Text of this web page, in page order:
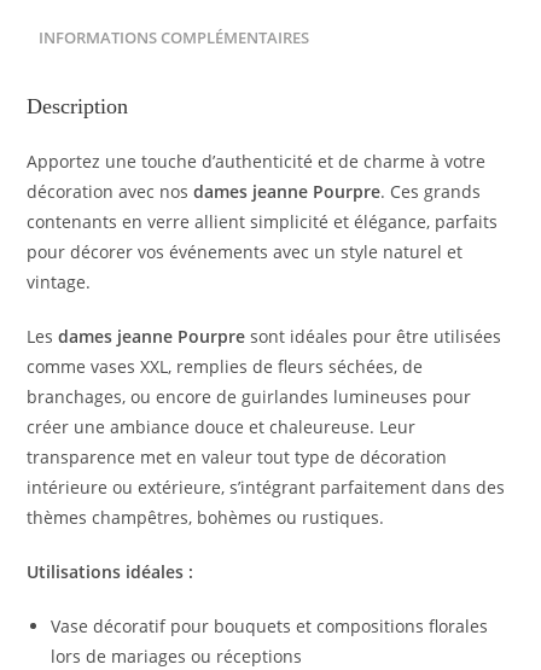
INFORMATIONS COMPLÉMENTAIRES
Description
Apportez une touche d’authenticité et de charme à votre
décoration avec nosdames jeanne Pourpre. Ces grands
contenants en verre allient simplicité et élégance, parfaits
pour décorer vos événements avec un style naturel et
vintage.
Lesdames jeanne Pourpresont idéales pour être utilisées
comme vases XXL, remplies de fleurs séchées, de
branchages, ou encore de guirlandes lumineuses pour
créer une ambiance douce et chaleureuse. Leur
transparence met en valeur tout type de décoration
intérieure ou extérieure, s’intégrant parfaitement dans des
thèmes champêtres, bohèmes ou rustiques.
Utilisations idéales :
Vase décoratif pour bouquets et compositions florales
lors de mariages ou réceptions